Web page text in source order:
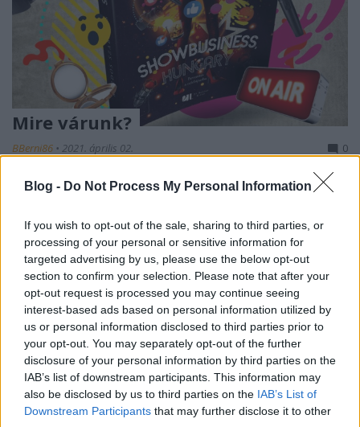
Blog - Do Not Process My Personal Information
If you wish to opt-out of the sale, sharing to third parties, or
processing of your personal or sensitive information for
targeted advertising by us, please use the below opt-out
section to confirm your selection. Please note that after your
opt-out request is processed you may continue seeing
interest-based ads based on personal information utilized by
us or personal information disclosed to third parties prior to
your opt-out. You may separately opt-out of the further
disclosure of your personal information by third parties on the
IAB’s list of downstream participants. This information may
also be disclosed by us to third parties on the IAB’s List of
Downstream Participants that may further disclose it to other
Mire várunk?
BBerni86 • 2021. április 02. 0
Cím: Showbusiness, Hungary Szerző: Kordos
bemutató sorozata népszerű, nagyon nem is kell
bemutatni a szerzőt. Turisták, éttermek,
luxushotelek, repülés, taxisok - interjúzik, aztán
mesél nekünk. Műfaj: riportkötet Cselekmény: a
szerző…
Idézzünk!
BBerni86•2020. december 02.
Csak néhány perce ébredt rá, hogy a boldogság